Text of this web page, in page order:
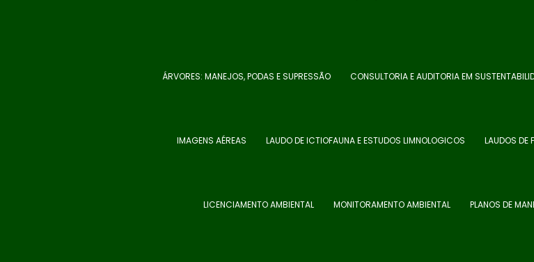
ÁRVORES: MANEJOS, PODAS E SUPRESSÃO CONSULTORIA E AUDITORIA EM
IMAGENS AÉREAS LAUDO DE ICTIOFAUNA E ESTUDOS LIMNOLOGICOS LAUDOS DE
LICENCIAMENTO AMBIENTAL MONITORAMENTO AMBIENTAL PLANOS DE